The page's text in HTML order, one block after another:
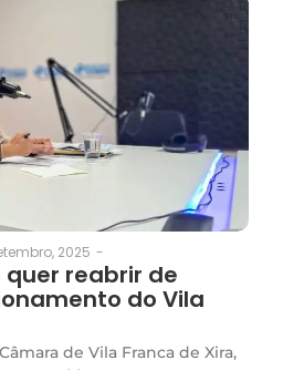
2025 -
reabrir de
do Vila
de Vila Franca de Xira,